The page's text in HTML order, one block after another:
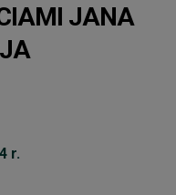
JANA
r.